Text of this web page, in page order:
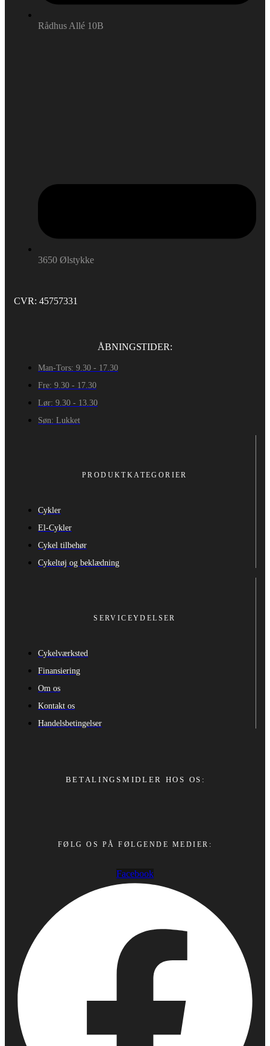
Rådhus Allé 10B
3650 Ølstykke
CVR: 45757331
ÅBNINGSTIDER:
Man-Tors: 9.30 - 17.30
Fre: 9.30 - 17.30
Lør: 9.30 - 13.30
Søn: Lukket
PRODUKTKATEGORIER
Cykler
El-Cykler
Cykel tilbehør
Cykeltøj og beklædning
SERVICEYDELSER
Cykelværksted
Finansiering
Om os
Kontakt os
Handelsbetingelser
BETALINGSMIDLER HOS OS:
FØLG OS PÅ FØLGENDE MEDIER:
Facebook